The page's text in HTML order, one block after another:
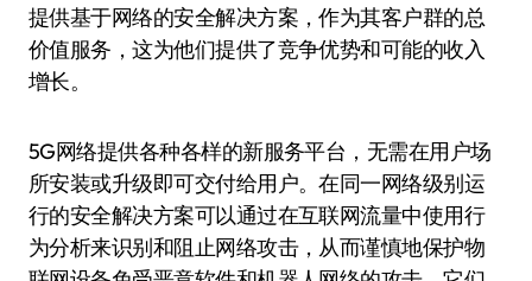
提供基于网络的安全解决方案，作为其客户群的总
价值服务，这为他们提供了竞争优势和可能的收入
增长。
5G网络提供各种各样的新服务平台，无需在用户场
所安装或升级即可交付给用户。在同一网络级别运
行的安全解决方案可以通过在互联网流量中使用行
为分析来识别和阻止网络攻击，从而谨慎地保护物